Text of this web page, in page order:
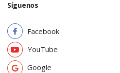
Síguenos
Facebook
YouTube
Google